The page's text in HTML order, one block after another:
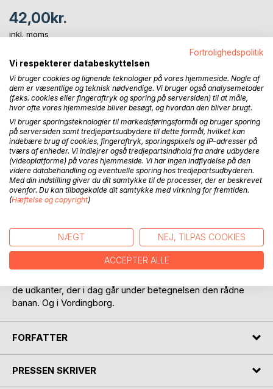
42,00kr.
inkl. moms
LÆG I INDKØBSKURVEN
Føj til ønskeliste
Anmeld titel
BESKRIVELSE
Sære og måske samfundskritiske tanker formuleret på
de udkanter, der i dag går under betegnelsen den rådne
banan. Og i Vordingborg.
FORFATTER
PRESSEN SKRIVER
Fortrolighedspolitik
Vi respekterer databeskyttelsen
Vi bruger cookies og lignende teknologier på vores hjemmeside. Nogle af
dem er væsentlige og teknisk nødvendige. Vi bruger også analysemetoder
(f.eks. cookies eller fingeraftryk og sporing på serversiden) til at måle,
hvor ofte vores hjemmeside bliver besøgt, og hvordan den bliver brugt.
Vi bruger sporingsteknologier til markedsføringsformål og bruger sporing
på serversiden samt tredjepartsudbydere til dette formål, hvilket kan
indebære brug af cookies, fingeraftryk, sporingspixels og IP-adresser på
tværs af enheder. Vi indlejrer også tredjepartsindhold fra andre udbydere
(videoplatforme) på vores hjemmeside. Vi har ingen indflydelse på den
videre databehandling og eventuelle sporing hos tredjepartsudbyderen.
Med din indstilling giver du dit samtykke til de processer, der er beskrevet
ovenfor. Du kan tilbagekalde dit samtykke med virkning for fremtiden.
(Hæftelse og copyright)
NÆGT NEJ, TILPAS COOKIES
ACCEPTER ALLE